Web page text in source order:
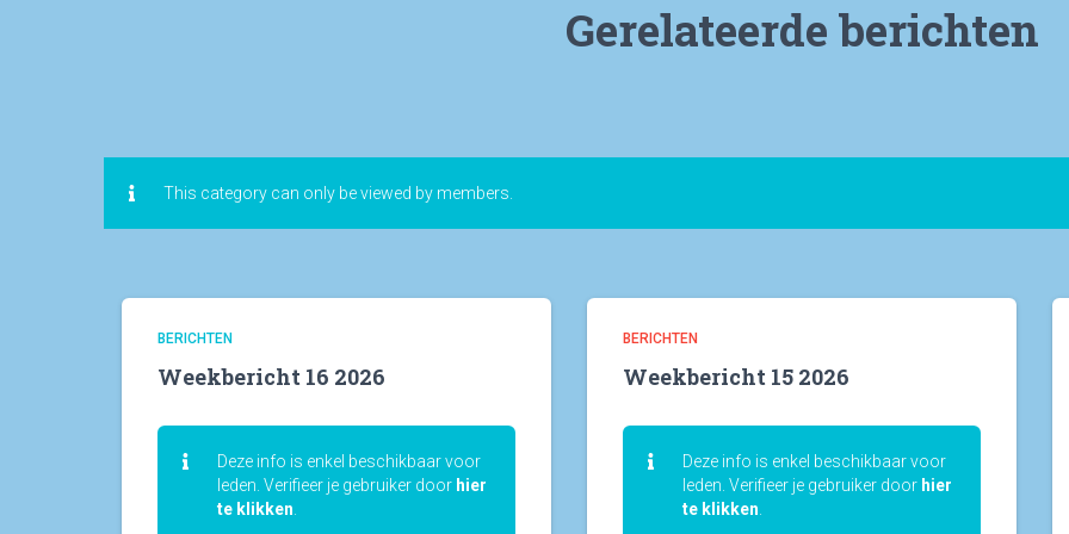
Gerelateerde berichten
This category can only be viewed by members.
BERICHTEN
Weekbericht 16 2026
Deze info is enkel beschikbaar voor
leden. Verifieer je gebruiker door hier
te klikken
BERICHTEN
Weekbericht 15 2026
Deze info is enkel beschikbaar voor
leden. Verifieer je gebruiker door hier
te klikken